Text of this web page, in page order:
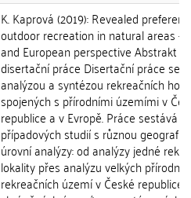
K. Kaprová (2019): Revealed
outdoor recreation in natural areas -
and European perspective Abstrakt
disertační práce Disertační práce se
analýzou a syntézou rekreačních
spojených s přírodními územími v
republice a v Evropě. Práce sestává
případových studií s různou
úrovní analýzy: od analýzy jedné
lokality přes analýzu velkých
rekreačních území v České republice